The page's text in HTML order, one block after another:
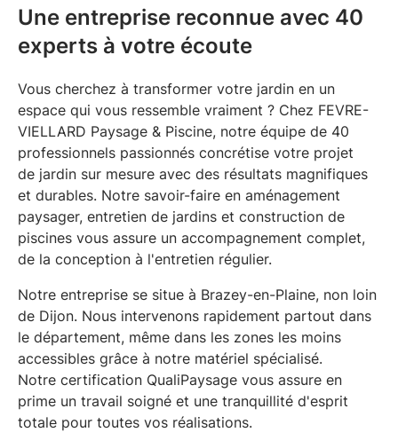
Une entreprise reconnue avec 40
experts à votre écoute
Vous cherchez à transformer votre jardin en un
espace qui vous ressemble vraiment ? Chez FEVRE-
VIELLARD Paysage & Piscine, notre équipe de 40
professionnels passionnés concrétise votre projet
de jardin sur mesure avec des résultats magnifiques
et durables. Notre savoir-faire en aménagement
paysager, entretien de jardins et construction de
piscines vous assure un accompagnement complet,
de la conception à l'entretien régulier.
Notre entreprise se situe à Brazey-en-Plaine, non loin
de Dijon. Nous intervenons rapidement partout dans
le département, même dans les zones les moins
accessibles grâce à notre matériel spécialisé.
Notre certification QualiPaysage vous assure en
prime un travail soigné et une tranquillité d'esprit
totale pour toutes vos réalisations.